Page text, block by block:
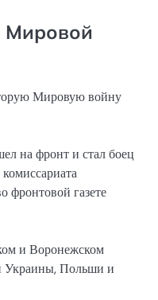
Мировой
Мировую войну
на фронт и стал боец
фронтовой газете
и Воронежском
Украины, Польши и